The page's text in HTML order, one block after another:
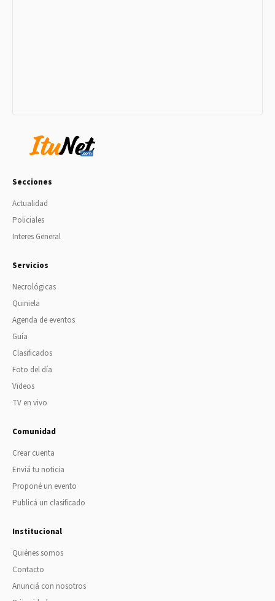
Secciones
Actualidad
Policiales
Interes General
Servicios
Necrológicas
Quiniela
Agenda de eventos
Guía
Clasificados
Foto del día
Videos
TV en vivo
Comunidad
Crear cuenta
Enviá tu noticia
Proponé un evento
Publicá un clasificado
Institucional
Quiénes somos
Contacto
Anunciá con nosotros